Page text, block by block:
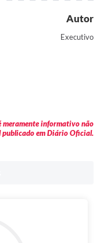
Autor
Executivo
meramente informativo não
em Diário Oficial.